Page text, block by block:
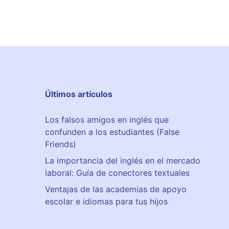
Últimos artículos
Los falsos amigos en inglés que
confunden a los estudiantes (False
Friends)
La importancia del inglés en el mercado
laboral: Guía de conectores textuales
Ventajas de las academias de apoyo
escolar e idiomas para tus hijos